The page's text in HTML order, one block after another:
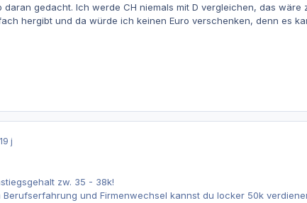
daran gedacht. Ich werde CH niemals mit D vergleichen, das
hergibt und da würde ich keinen Euro verschenken, denn es
19 j
zw. 35 - 38k!
und Firmenwechsel kannst du locker 50k